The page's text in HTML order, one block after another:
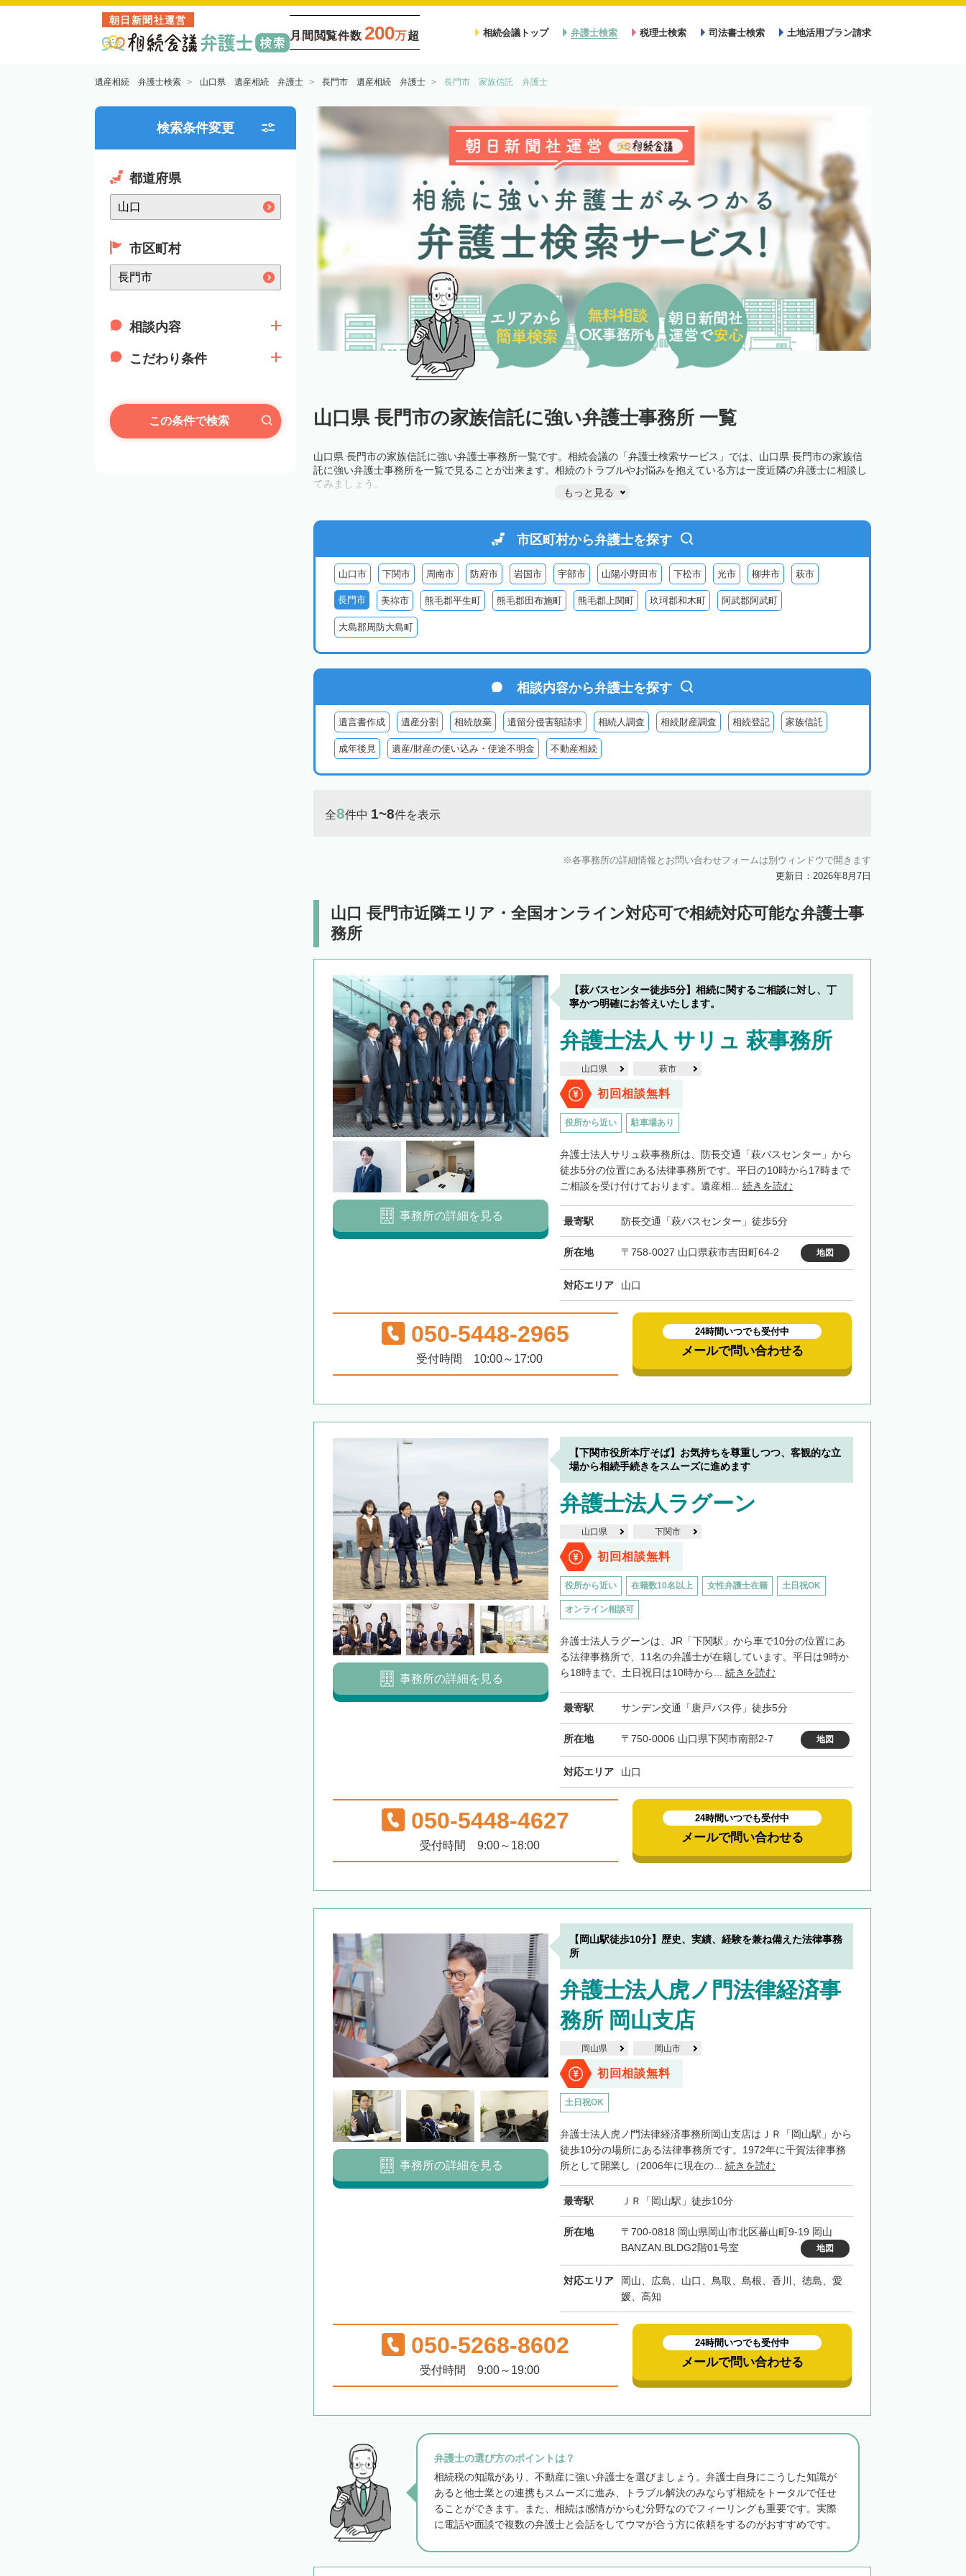
朝日新聞社運営
月間閲覧件数 200万超 相続会議トップ 弁護士検索 税理士検索 司法書士検索 土地活用プラン請求
遺産相続 弁護士検索 山口県 遺産相続 弁護士 長門市 遺産相続 弁護士 長門市 家族信託 弁護士
検索条件変更
都道府県
市区町村
相談内容
こだわり条件
この条件で検索 山口県 長門市の家族信託に強い弁護士事務所 一覧
山口県 長門市の家族信託に強い弁護士事務所一覧です。相続会議の「弁護士検索サービス」では、山口県 長門市の家族信
託に強い弁護士事務所を一覧で見ることが出来ます。相続のトラブルやお悩みを抱えている方は一度近隣の弁護士に相談し
てみましょう。
もっと見る
市区町村から弁護士を探す
山口市 下関市 周南市 防府市 岩国市 宇部市 山陽小野田市 下松市 光市 柳井市 萩市
長門市 美祢市 熊毛郡平生町 熊毛郡田布施町 熊毛郡上関町 玖珂郡和木町 阿武郡阿武町
大島郡周防大島町
相談内容から弁護士を探す
遺言書作成 遺産分割 相続放棄 遺留分侵害額請求 相続人調査 相続財産調査 相続登記 家族信託
成年後見 遺産/財産の使い込み・使途不明金 不動産相続
全8件中 1~8件を表示
各事務所の詳細情報とお問い合わせフォームは別ウィンドウで開きます
更新日：2026年8月7日
山口 長門市近隣エリア・全国オンライン対応可で相続対応可能な弁護士事
務所
【萩バスセンター徒歩5分】相続に関するご相談に対し、丁
寧かつ明確にお答えいたします。
弁護士法人 サリュ 萩事務所
山口県 萩市
初回相談無料
役所から近い 駐車場あり
弁護士法人サリュ萩事務所は、防長交通「萩バスセンター」から
徒歩5分の位置にある法律事務所です。平日の10時から17時まで
ご相談を受け付けております。遺産相... 続きを読む
最寄駅 防長交通「萩バスセンター」徒歩5分
所在地 〒758-0027 山口県萩市吉田町64-2 地図
対応エリア 山口
事務所の詳細を見る
050-5448-2965
受付時間 10:00～17:00
24時間いつでも受付中
メールで問い合わせる
【下関市役所本庁そば】お気持ちを尊重しつつ、客観的な立
場から相続手続きをスムーズに進めます
弁護士法人ラグーン
山口県 下関市
初回相談無料
役所から近い 在籍数10名以上 女性弁護士在籍 土日祝OK
オンライン相談可
弁護士法人ラグーンは、JR「下関駅」から車で10分の位置にあ
る法律事務所で、11名の弁護士が在籍しています。平日は9時か
ら18時まで、土日祝日は10時から... 続きを読む
最寄駅 サンデン交通「唐戸バス停」徒歩5分
所在地 〒750-0006 山口県下関市南部2-7 地図
対応エリア 山口
事務所の詳細を見る
050-5448-4627
受付時間 9:00～18:00
24時間いつでも受付中
メールで問い合わせる
【岡山駅徒歩10分】歴史、実績、経験を兼ね備えた法律事務
所
弁護士法人虎ノ門法律経済事
務所 岡山支店
岡山県 岡山市
初回相談無料
土日祝OK
弁護士法人虎ノ門法律経済事務所岡山支店はＪＲ「岡山駅」から
徒歩10分の場所にある法律事務所です。1972年に千賀法律事務
所として開業し（2006年に現在の... 続きを読む
最寄駅 ＪＲ「岡山駅」徒歩10分
所在地
〒700-0818 岡山県岡山市北区蕃山町9-19 岡山
BANZAN.BLDG2階01号室
地図
対応エリア
岡山、広島、山口、鳥取、島根、香川、徳島、愛
媛、高知
事務所の詳細を見る
050-5268-8602
受付時間 9:00～19:00
24時間いつでも受付中
メールで問い合わせる
弁護士の選び方のポイントは？
相続税の知識があり、不動産に強い弁護士を選びましょう。弁護士自身にこうした知識が
あると他士業との連携もスムーズに進み、トラブル解決のみならず相続をトータルで任せ
ることができます。また、相続は感情がからむ分野なのでフィーリングも重要です。実際
に電話や面談で複数の弁護士と会話をしてウマが合う方に依頼をするのがおすすめです。